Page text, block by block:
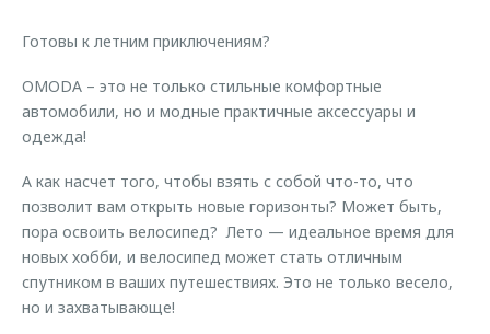
Кредитный калькулятор
Аксессуары
Одежда и сувениры
Запчасти
Трейд-ин
Калькулятор трейд-ин
Клуб владельцев OMODA
Приложение O&J
Аксессуары
Одежда и сувениры
Оригинальные аксессуары
Запчасти
Готовы к летним приключениям?
OMODA – это не только стильные комфортные
автомобили, но и модные практичные аксессуары и
одежда!
А как насчет того, чтобы взять с собой что-то, что
позволит вам открыть новые горизонты? Может быть,
пора освоить велосипед? Лето — идеальное время для
новых хобби, и велосипед может стать отличным
спутником в ваших путешествиях. Это не только весело,
но и захватывающе!